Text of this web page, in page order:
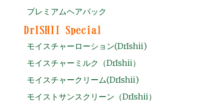
プレミアムヘアパック
モイスチャーローション(DrIshii)
モイスチャーミルク（DrIshii）
モイスチャークリーム(DrIshii)
モイストサンスクリーン（DrIshii）